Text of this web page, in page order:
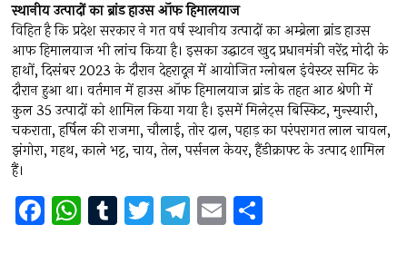
स्थानीय उत्पादों का ब्रांड हाउस ऑफ हिमालयाज
विहित है कि प्रदेश सरकार ने गत वर्ष स्थानीय उत्पादों का अम्ब्रेला ब्रांड हाउस
आफ हिमालयाज भी लांच किया है। इसका उद्घाटन खुद प्रधानमंत्री नरेंद्र मोदी के
हाथों, दिसंबर 2023 के दौरान देहरादून में आयोजित ग्लोबल इंवेस्टर समिट के
दौरान हुआ था। वर्तमान में हाउस ऑफ हिमालयाज ब्रांड के तहत आठ श्रेणी में
कुल 35 उत्पादों को शामिल किया गया है। इसमें मिलेट्स बिस्किट, मुन्स्यारी,
चकराता, हर्षिल की राजमा, चौलाई, तोर दाल, पहाड़ का परंपरागत लाल चावल,
झंगोरा, गहथ, काले भट्ट, चाय, तेल, पर्सनल केयर, हैंडीक्राफ्ट के उत्पाद शामिल
हैं।
F
a
W
h
T
u
T
wi
T
el
E
m